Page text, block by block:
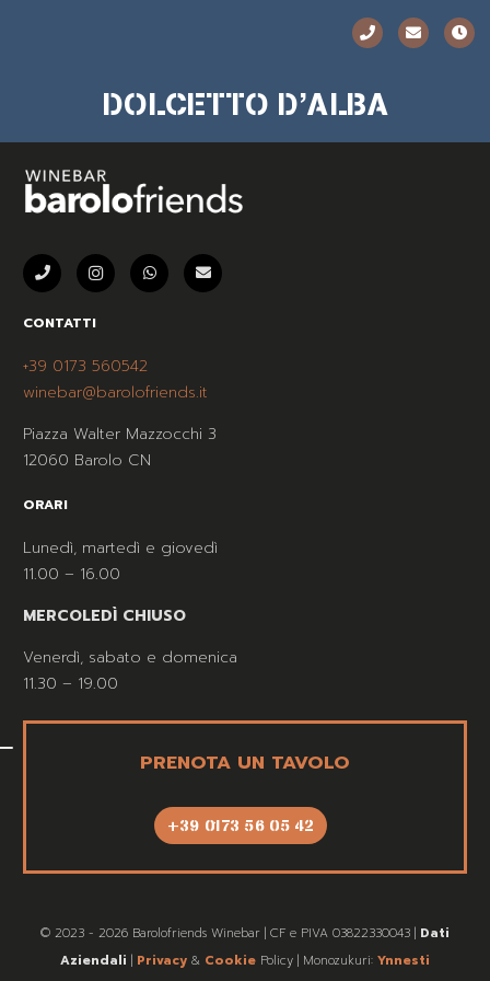
DOLCETTO D’ALBA
CONTATTI
+39 0173 560542
winebar@barolofriends.it
Piazza Walter Mazzocchi 3
12060 Barolo CN
ORARI
Lunedì, martedì e giovedì
11.00 – 16.00
MERCOLEDÌ CHIUSO
Venerdì, sabato e domenica
11.30 – 19.00
PRENOTA UN TAVOLO
+39 0173 56 05 42
© 2023 - 2026 Barolofriends Winebar | CF e PIVA 03822330043 | Dati
Aziendali | Privacy & Cookie Policy | Monozukuri: Ynnesti